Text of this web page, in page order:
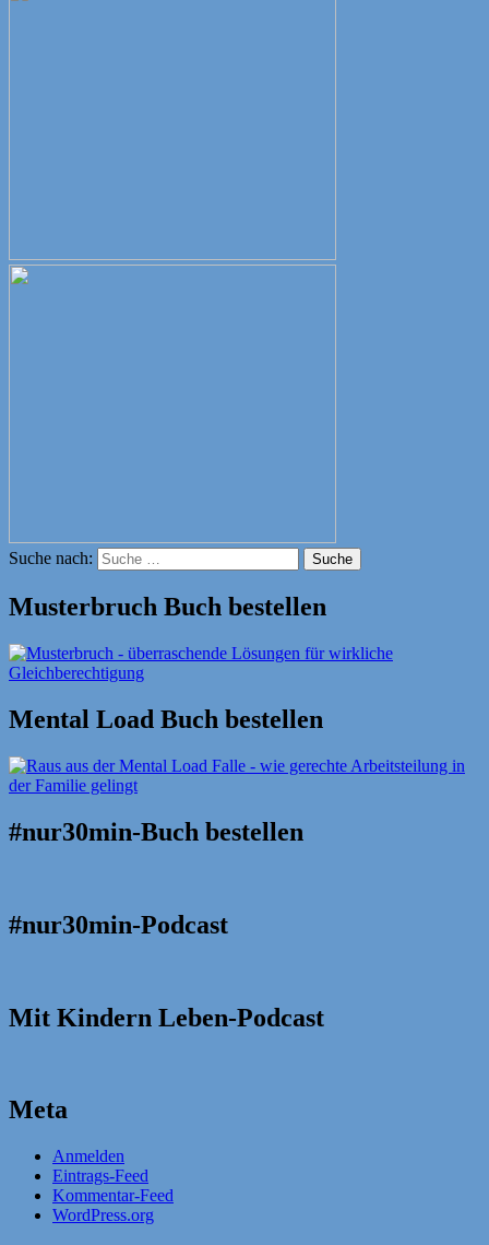
Suche nach: Suche
Musterbruch Buch bestellen
Mental Load Buch bestellen
#nur30min-Buch bestellen
#nur30min-Podcast
Mit Kindern Leben-Podcast
Meta
Anmelden
Eintrags-Feed
Kommentar-Feed
WordPress.org